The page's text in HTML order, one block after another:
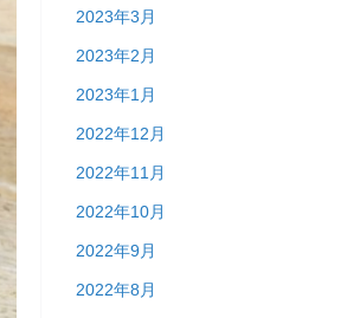
2023年3月
2023年2月
2023年1月
2022年12月
2022年11月
2022年10月
2022年9月
2022年8月